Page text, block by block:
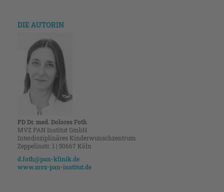
DIE AUTORIN
PD Dr. med. Dolores Foth
MVZ PAN Institut GmbH
Interdisziplinäres Kinderwunschzentrum
Zeppelinstr. 1 | 50667 Köln
d.foth@pan-klinik.de
www.mvz-pan-institut.de